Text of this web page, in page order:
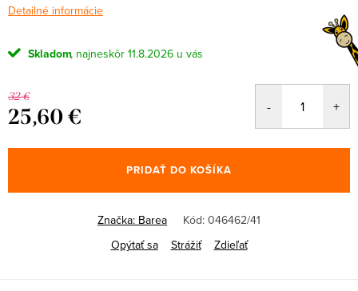
Detailné informácie
Skladom 11.8.2026
32 €
25,60 €
cena:
PRIDAŤ DO KOŠÍKA
Značka: Barea Kód: 046462/41
Opýtať sa
Strážiť Zdieľať